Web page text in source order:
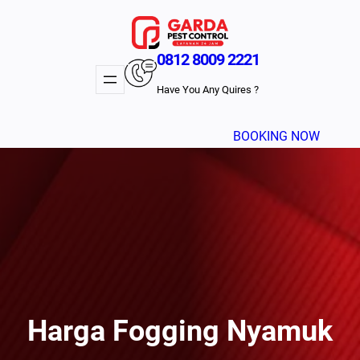
0812 8009 2221
Have You Any Quires ?
BOOKING NOW
Harga Fogging Nyamuk